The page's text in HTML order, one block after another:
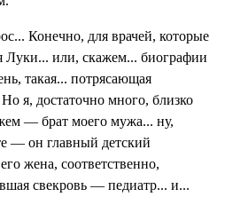
Конечно, для врачей, которые
Луки... или, скажем... биографии
такая... потрясающая
я, достаточно много, близко
— брат моего мужа... ну,
— он главный детский
жена, соответственно,
свекровь — педиатр... и...